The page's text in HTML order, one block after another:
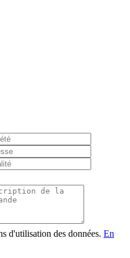
d'utilisation des données. En